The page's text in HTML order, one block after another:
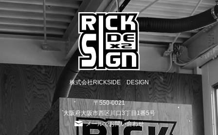
株式会社RICKSIDE DESIGN
〒550-0021
大阪府大阪市西区川口3丁目1番5号
メールでお問い合わせ